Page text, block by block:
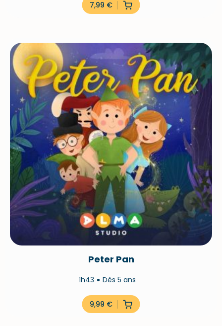
7,99 €
Peter Pan
1h43 Dès 5 ans
9,99 €